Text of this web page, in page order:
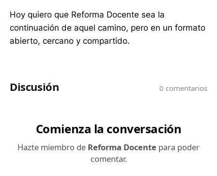
Hoy quiero que Reforma Docente sea la
continuación de aquel camino, pero en un formato
abierto, cercano y compartido.